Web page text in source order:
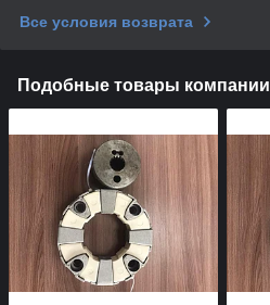
Все условия возврата
Подобные товары компании